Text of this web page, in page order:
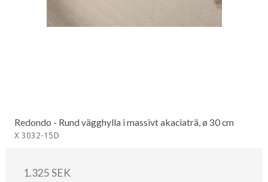
Redondo - Rund vägghylla i massivt akaciaträ, ø 30 cm
X 3032-15D
1.325 SEK